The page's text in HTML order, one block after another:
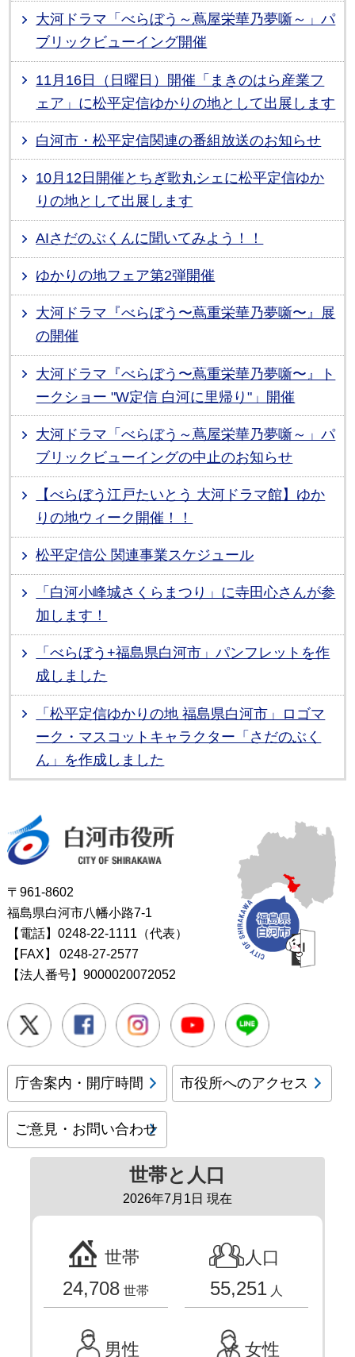
大河ドラマ「べらぼう～蔦屋栄華乃夢噺～」パ
ブリックビューイング開催
11月16日（日曜日）開催「まきのはら産業フ
ェア」に松平定信ゆかりの地として出展します
白河市・松平定信関連の番組放送のお知らせ
10月12日開催とちぎ歌丸シェに松平定信ゆか
りの地として出展します
AIさだのぶくんに聞いてみよう！！
ゆかりの地フェア第2弾開催
大河ドラマ『べらぼう〜蔦重栄華乃夢噺〜』展
の開催
大河ドラマ『べらぼう〜蔦重栄華乃夢噺〜』ト
ークショー "W定信 白河に里帰り"」開催
大河ドラマ「べらぼう～蔦屋栄華乃夢噺～」パ
ブリックビューイングの中止のお知らせ
【べらぼう江戸たいとう 大河ドラマ館】ゆか
りの地ウィーク開催！！
松平定信公 関連事業スケジュール
「白河小峰城さくらまつり」に寺田心さんが参
加します！
「べらぼう+福島県白河市」パンフレットを作
成しました
「松平定信ゆかりの地 福島県白河市」ロゴマ
ーク・マスコットキャラクター「さだのぶく
ん」を作成しました
〒961-8602
福島県白河市八幡小路7-1
【電話】0248-22-1111（代表）
【FAX】
0248-27-2577
【法人番号】9000020072052
Twitter FacebookInstagramYoutube
庁舎案内・開庁時間 市役所へのアクセス
ご意見・お問い合わせ
世帯と人口
2026年7月1日 現在
世帯
24,708 世帯
人口
55,251 人
男性 女性